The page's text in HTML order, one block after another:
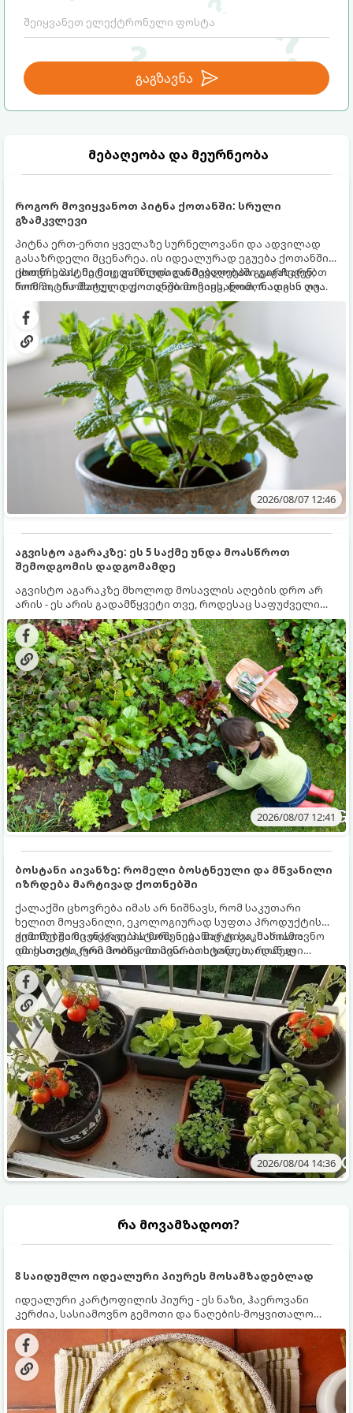
გაგზავნა
მებაღეობა და მეურნეობა
როგორ მოვიყვანოთ პიტნა ქოთანში: სრული
გზამკვლევი
პიტნა ერთ-ერთი ყველაზე სურნელოვანი და ადვილად
გასაზრდელი მცენარეა. ის იდეალურად ეგუება ქოთანში
ცხოვრებას, მეტიც, გამოცდილი მებაღეები გვირჩევენ,
რომ პიტნა მხოლოდ ქოთანში მოვიყვანოთ, რადგან ღია
გრუნტში (ბაღში) დარგვისას ის ფესვებით ძალიან
სწრაფად ვრცელდება და სხვა მცენარეებს ავიწროებს.
ქოთნის პიტნა მთელი წლის განმავლობაში გაგახარებთ
ნორჩი, არომატული ფოთლებით ჩაის, ლიმონათისა თუ
კერძებისთვის.
2026/08/07 12:46
აგვისტო აგარაკზე: ეს 5 საქმე უნდა მოასწროთ
შემოდგომის დადგომამდე
აგვისტო აგარაკზე მხოლოდ მოსავლის აღების დრო არ
არის - ეს არის გადამწყვეტი თვე, როდესაც საფუძველი
ეყრება მომავალი წლის მოსავალს და ბაღი მზადდება
შემოდგომა-ზამთრის სეზონისთვის. იმისათვის, რომ
ნიადაგმა ენერგია აღიდგინოს, ხოლო მცენარეებმა
ზამთარს გაუძლონ, აგვისტოს ბოლომდე 5
მნიშვნელოვანი საქმის გაკეთება უნდა მოასწროთ:
2026/08/07 12:41
ბოსტანი აივანზე: რომელი ბოსტნეული და მწვანილი
იზრდება მარტივად ქოთნებში
ქალაქში ცხოვრება იმას არ ნიშნავს, რომ საკუთარი
ხელით მოყვანილი, ეკოლოგიურად სუფთა პროდუქტის
გემოზე უარი თქვათ. პატარა აივანიც კი საკმარისია
იმისათვის, რომ მოიწყოთ მინი-ბოსტანი, საიდანაც
ყოველდღიურად ახალ, არომატულ მწვანილსა და
ბოსტნეულს მოკრეფთ.
ქოთნებში მცენარეების მოშენება მარტივი, სასიამოვნო
და ესთეტიკური ჰობია. მთავარია იცოდეთ, რომელი
კულტურები ეგუებიან ქოთნის პირობებს ყველაზე კარგად
და როგორ მოუაროთ მათ სწორად.
2026/08/04 14:36
რა მოვამზადოთ?
8 საიდუმლო იდეალური პიურეს მოსამზადებლად
იდეალური კარტოფილის პიურე - ეს ნაზი, ჰაეროვანი
კერძია, სასიამოვნო გემოთი და ნაღების-მოყვითალო
ფერით. მისი მომზადება ძალიან მარტივია, მაგრამ
არსებობს რამდენიმე საიდუმლო, რომლებიც უნდა
იცოდეთ, რომ პიურე იდეალურად გემრიელი გამოვიდეს.
საფრთხისგან შორს მივყავართ.